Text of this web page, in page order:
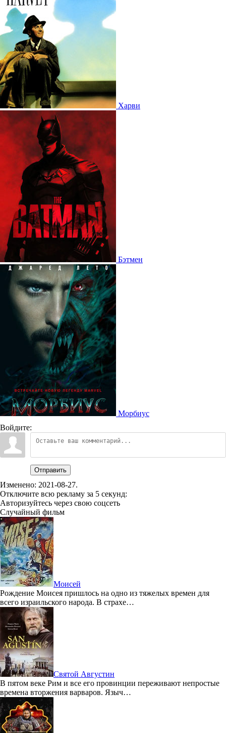
Харви
Бэтмен
Морбиус
Войдите:
Отправить
Изменено: 2021-08-27.
Отключите всю рекламу за 5 секунд:
Авторизуйтесь через свою соцсеть
Случайный фильм
Моисей
Рождение Моисея пришлось на одно из тяжелых времен для
всего израильского народа. В страхе…
Святой Августин
В пятом веке Рим и все его провинции переживают непростые
времена вторжения варваров. Языч…